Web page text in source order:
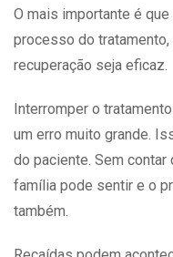
O mais importante é
processo do
recuperação seja eficaz.
Interromper o
um erro muito grande.
do paciente. Sem contar
família pode sentir e o
também.